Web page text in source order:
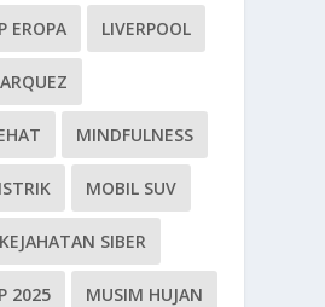
EROPA LIVERPOOL
MINDFULNESS
MOBIL SUV
SIBER
2025 MUSIM HUJAN